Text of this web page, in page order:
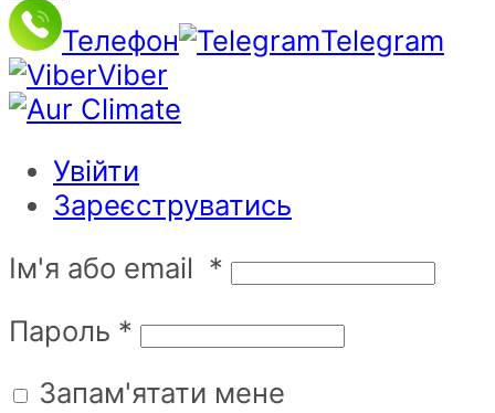
Телефон
Telegram
Viber
Увійти
Зареєструватись
Ім'я або email *
Пароль *
Запам'ятати мене